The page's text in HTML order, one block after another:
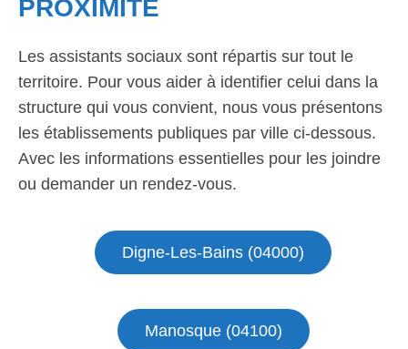
PROXIMITÉ
Les assistants sociaux sont répartis sur tout le
territoire. Pour vous aider à identifier celui dans la
structure qui vous convient, nous vous présentons
les établissements publiques par ville ci-dessous.
Avec les informations essentielles pour les joindre
ou demander un rendez-vous.
Digne-Les-Bains (04000)
Manosque (04100)